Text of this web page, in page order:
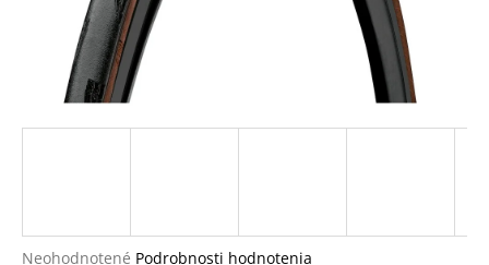
Priemerné
Neohodnotené Podrobnosti hodnotenia